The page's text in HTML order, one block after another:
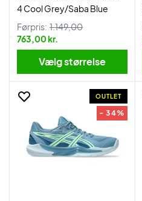
4 Cool Grey/Saba Blue
Førpris: 1.149,00
763,00 kr.
Vælg størrelse
OUTLET
- 34%